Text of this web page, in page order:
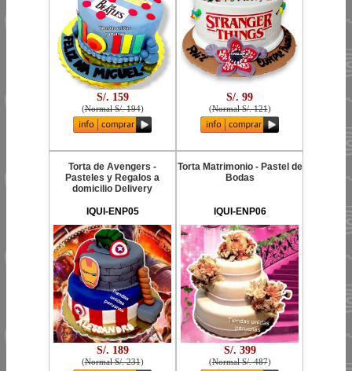
S/. 159
(Normal S/. 194)
S/. 99
(Normal S/. 121)
Torta de Avengers -
Pasteles y Regalos a
domicilio Delivery
IQUI-ENP05
S/. 189
(Normal S/. 231)
Torta Matrimonio - Pastel de
Bodas
IQUI-ENP06
S/. 399
(Normal S/. 487)